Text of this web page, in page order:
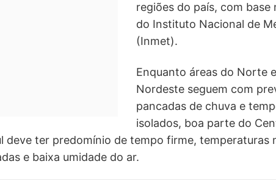
regiões do país, com base
do Instituto Nacional de
(Inmet).
Enquanto áreas do Norte
Nordeste seguem com
pancadas de chuva e
isolados, boa parte do
deve ter predomínio de tempo firme, temperaturas
e baixa umidade do ar.